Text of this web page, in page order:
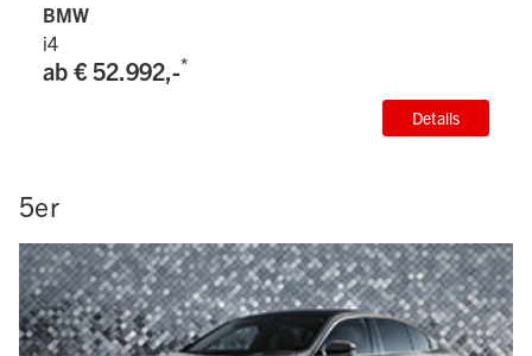
BMW
i4
ab € 52.992,-*
Details
5er